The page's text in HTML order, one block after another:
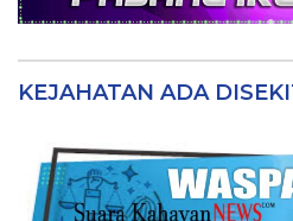
KEJAHATAN ADA